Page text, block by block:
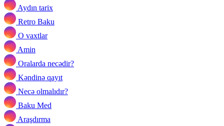
Aydın tarix
Retro Baku
O vaxtlar
Amin
Oralarda necədir?
Kəndinə qayıt
Necə olmalıdır?
Baku Med
Araşdırma